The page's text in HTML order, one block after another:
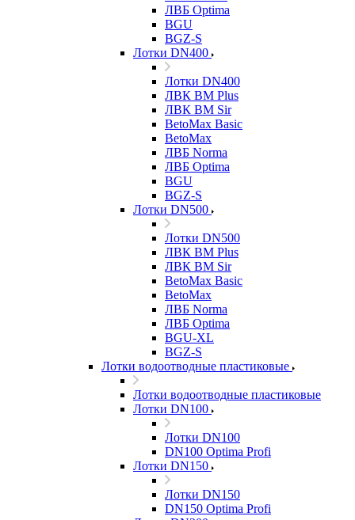
ЛВБ Optima
BGU
BGZ-S
Лотки DN400
Лотки DN400
ЛВК ВМ Plus
ЛВК ВМ Sir
BetoMax Basic
BetoMax
ЛВБ Norma
ЛВБ Optima
BGU
BGZ-S
Лотки DN500
Лотки DN500
ЛВК ВМ Plus
ЛВК ВМ Sir
BetoMax Basic
BetoMax
ЛВБ Norma
ЛВБ Optima
BGU-XL
BGZ-S
Лотки водоотводные пластиковые
Лотки водоотводные пластиковые
Лотки DN100
Лотки DN100
DN100 Optima Profi
Лотки DN150
Лотки DN150
DN150 Optima Profi